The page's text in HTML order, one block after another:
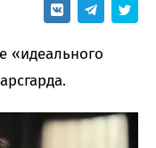
«идеального